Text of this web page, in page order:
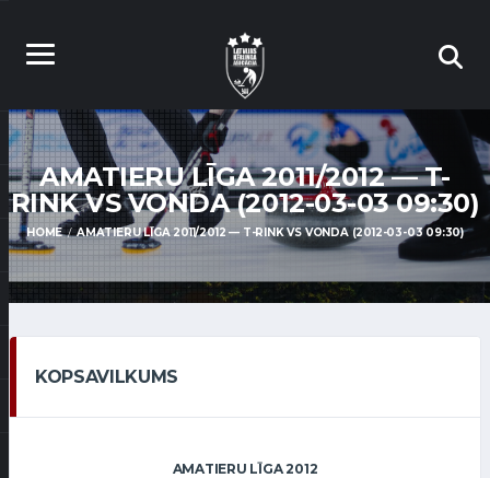
AMATIERU LĪGA 2011/2012 — T-
RINK VS VONDA (2012-03-03 09:30)
HOME AMATIERU LĪGA 2011/2012 — T-RINK VS VONDA (2012-03-03 09:30)
KOPSAVILKUMS
AMATIERU LĪGA 2012